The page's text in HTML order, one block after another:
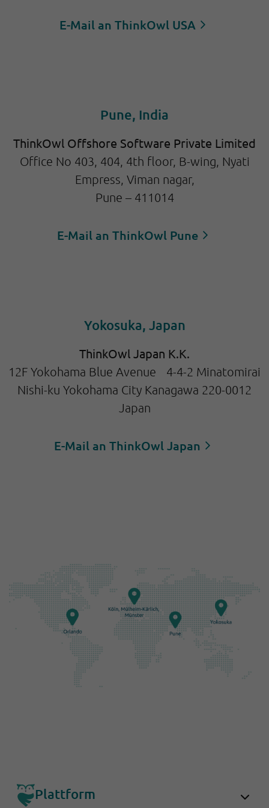
E-Mail an ThinkOwl USA
Pune, India
ThinkOwl Offshore Software Private Limited
Office No 403, 404, 4th floor, B-wing, Nyati
Empress, Viman nagar,
Pune – 411014
E-Mail an ThinkOwl Pune
Yokosuka, Japan
ThinkOwl Japan K.K.
12F Yokohama Blue Avenue 4-4-2 Minatomirai
Nishi-ku Yokohama City Kanagawa 220-0012
Japan
E-Mail an ThinkOwl Japan
Plattform